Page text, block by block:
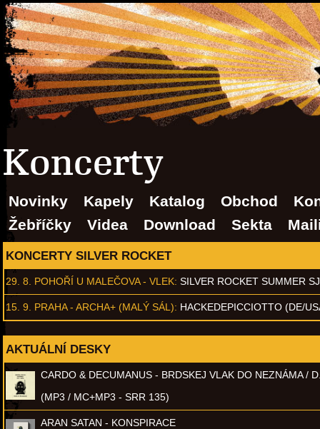
Koncerty
Novinky Kapely Katalog Obchod
Žebříčky
Videa Download Sekta
KONCERTY SILVER ROCKET
29. 8. POHOŘÍ U MALEČOVA - VLEK: SILVER ROCKET SUMMER
15. 9. PRAHA - ARCHA+ (MALÝ SÁL): HACKEDEPICCIOTTO (DE/
AKTUÁLNÍ DESKY
CARDO & DECUMANUS - BRDSKEJ VLAK DO NEZNÁMA /
(MP3 / MC+MP3 - SRR 135)
ARAN SATAN - KONSPIRACE